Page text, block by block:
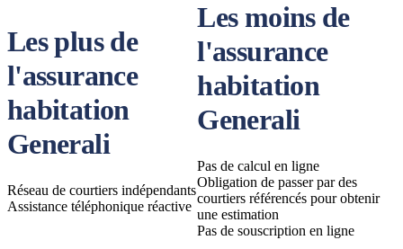
Les plus de
l'assurance
habitation
Generali
Réseau de courtiers indépendants
Assistance téléphonique réactive
Les moins de
l'assurance
habitation
Generali
Pas de calcul en ligne
Obligation de passer par des
courtiers référencés pour obtenir
une estimation
Pas de souscription en ligne